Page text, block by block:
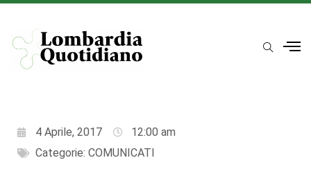
4 Aprile, 2017
12:00 am
Categorie: COMUNICATI